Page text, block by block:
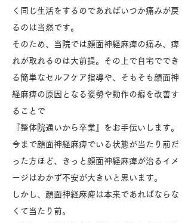
く同じ生活をするのであればいつか痛みが戻
るのは当然です。
そのため、当院では顔面神経麻痺の痛み、痺
れが取れるのは大前提。その上で自宅ででき
る簡単なセルフケア指導や、そもそも顔面神
経麻痺の原因となる姿勢や動作の癖を改善す
ることで
『整体院通いから卒業』をお手伝いします。
今まで顔面神経麻痺でいる状態が当たり前だ
った方ほど、きっと顔面神経麻痺が治るイメ
ージはわかず不安が大きいと思います。
しかし、顔面神経麻痺は本来であればならな
くて当たり前。